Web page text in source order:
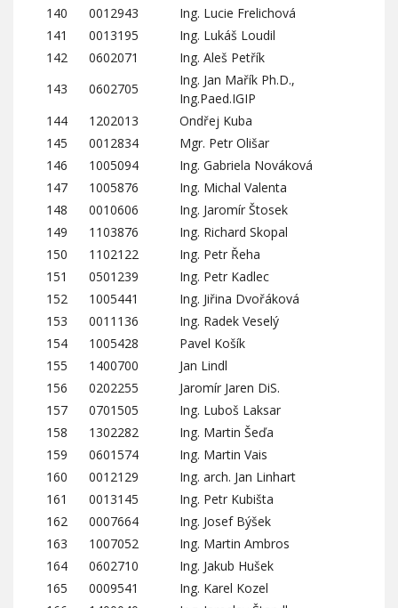
140
0012943
Ing. Lucie Frelichová
141
0013195
Ing. Lukáš Loudil
142
0602071
Ing. Aleš Petřík
143
0602705
Ing. Jan Mařík Ph.D.,
Ing.Paed.IGIP
144
1202013
Ondřej Kuba
145
0012834
Mgr. Petr Olišar
146
1005094
Ing. Gabriela Nováková
147
1005876
Ing. Michal Valenta
148
0010606
Ing. Jaromír Štosek
149
1103876
Ing. Richard Skopal
150
1102122
Ing. Petr Řeha
151
0501239
Ing. Petr Kadlec
152
1005441
Ing. Jiřina Dvořáková
153
0011136
Ing. Radek Veselý
154
1005428
Pavel Košík
155
1400700
Jan Lindl
156
0202255
Jaromír Jaren DiS.
157
0701505
Ing. Luboš Laksar
158
1302282
Ing. Martin Šeďa
159
0601574
Ing. Martin Vais
160
0012129
Ing. arch. Jan Linhart
161
0013145
Ing. Petr Kubišta
162
0007664
Ing. Josef Býšek
163
1007052
Ing. Martin Ambros
164
0602710
Ing. Jakub Hušek
165
0009541
Ing. Karel Kozel